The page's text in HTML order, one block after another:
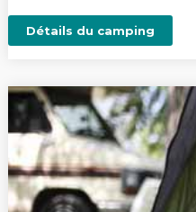
Détails du camping